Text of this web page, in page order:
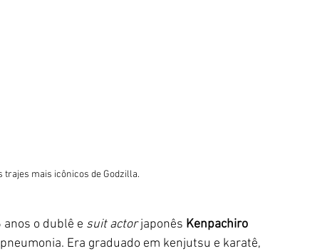
trajes mais icônicos de Godzilla.
o dublê e suit actor japonês Kenpachiro
Era graduado em kenjutsu e karatê,